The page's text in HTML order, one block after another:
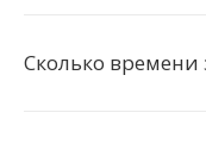
Сколько времени